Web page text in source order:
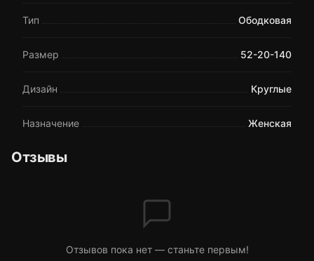
Тип Ободковая
Размер 52-20-140
Дизайн Круглые
Назначение Женская
Отзывы
Отзывов пока нет — станьте первым!